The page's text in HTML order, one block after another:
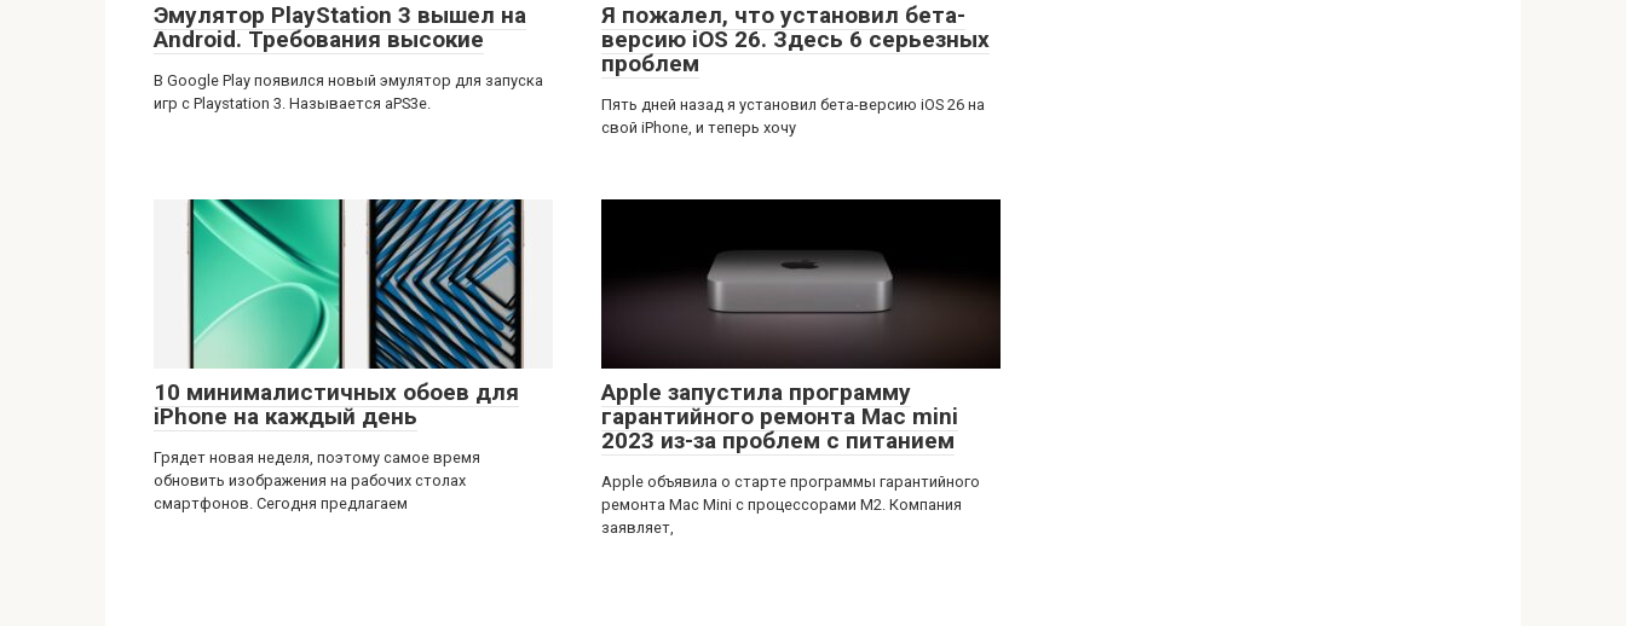
Эмулятор PlayStation 3 вышел на
Android. Требования высокие
В Google Play появился новый эмулятор для запуска
игр с Playstation 3. Называется aPS3e.
Я пожалел, что установил бета-
версию iOS 26. Здесь 6 серьезных
проблем
Пять дней назад я установил бета-версию iOS 26 на
свой iPhone, и теперь хочу
10 минималистичных обоев для
iPhone на каждый день
Грядет новая неделя, поэтому самое время
обновить изображения на рабочих столах
смартфонов. Сегодня предлагаем
Apple запустила программу
гарантийного ремонта Mac mini
2023 из-за проблем с питанием
Apple объявила о старте программы гарантийного
ремонта Mac Mini с процессорами M2. Компания
заявляет,